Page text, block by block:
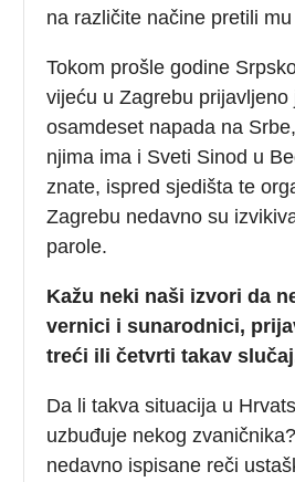
na različite načine pretili
Tokom prošle godine
vijeću u Zagrebu prijavljeno
osamdeset napada na
njima ima i Sveti Sinod u
znate, ispred sjedišta te
Zagrebu nedavno su
parole.
Kažu neki naši izvori da
vernici i sunarodnici,
treći ili četvrti takav
Da li takva situacija u
uzbuđuje nekog
nedavno ispisane reči